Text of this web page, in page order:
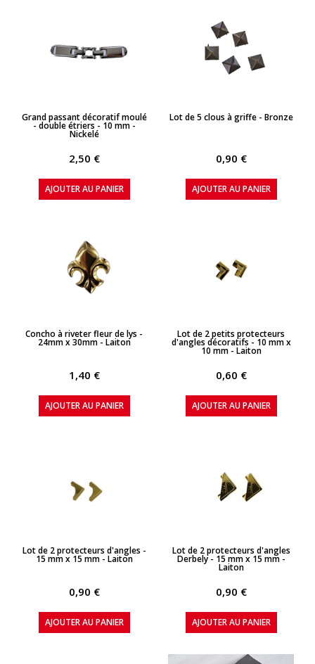
APERÇU RAPIDE
Grand passant décoratif moulé
- double étriers - 10 mm -
Nickelé
2,50 €
AJOUTER AU PANIER
APERÇU RAPIDE
Lot de 5 clous à griffe - Bronze
0,90 €
AJOUTER AU PANIER
APERÇU RAPIDE
Concho à riveter fleur de lys -
24mm x 30mm - Laiton
1,40 €
AJOUTER AU PANIER
APERÇU RAPIDE
Lot de 2 petits protecteurs
d'angles décoratifs - 10 mm x
10 mm - Laiton
0,60 €
AJOUTER AU PANIER
APERÇU RAPIDE
Lot de 2 protecteurs d'angles -
15 mm x 15 mm - Laiton
0,90 €
AJOUTER AU PANIER
APERÇU RAPIDE
Lot de 2 protecteurs d'angles
Derbely - 15 mm x 15 mm -
Laiton
0,90 €
AJOUTER AU PANIER